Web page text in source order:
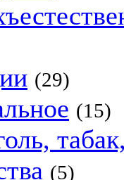
(29)
(15)
табак,
(5)